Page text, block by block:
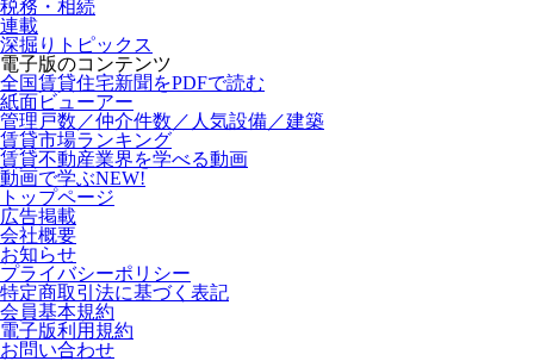
税務・相続
連載
深掘りトピックス
電子版のコンテンツ
全国賃貸住宅新聞をPDFで読む
紙面ビューアー
管理戸数／仲介件数／人気設備／建築
賃貸市場ランキング
賃貸不動産業界を学べる動画
動画で学ぶNEW!
トップページ
広告掲載
会社概要
お知らせ
プライバシーポリシー
特定商取引法に基づく表記
会員基本規約
電子版利用規約
お問い合わせ